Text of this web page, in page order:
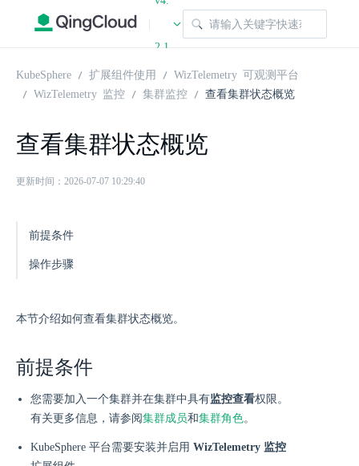
|
2.1
KubeSphere 扩展组件使用
WizTelemetry 可观测平台
WizTelemetry 监控
集群监控 查看集群状态概览
查看集群状态概览
更新时间：2026-07-07 10:29:40
前提条件
操作步骤
本节介绍如何查看集群状态概览。
前提条件
您需要加入一个集群并在集群中具有监控查看权限。
有关更多信息，请参阅集群成员和集群角色。
KubeSphere 平台需要安装并启用 WizTelemetry 监控